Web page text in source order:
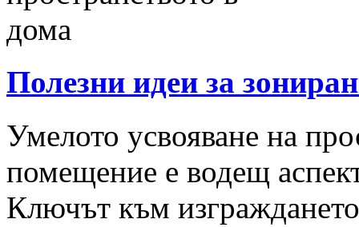
Полезни идеи за
Умелото усвояване на
помещение е водещ
Ключът към